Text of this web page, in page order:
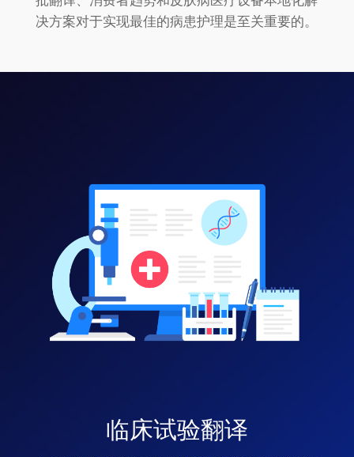
决方案对于实现最佳的病患护理是至关重要的。
临床试验翻译